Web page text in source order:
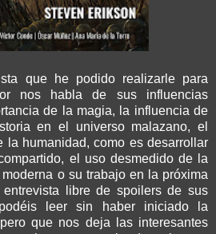
que he podido realizarle para
nos habla de sus influencias
de la magia, la influencia de
en el universo malazano, el
la humanidad, como es desarrollar
el uso desmedido de la
o su trabajo en la próxima
libre de spoilers de sus
leer sin haber iniciado la
que nos deja las interesantes